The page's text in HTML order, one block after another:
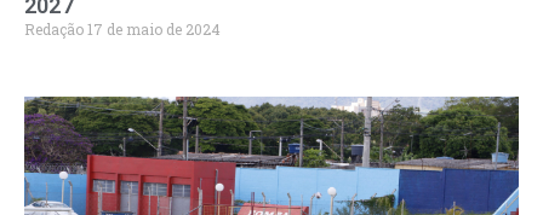
2027
Redação17 de maio de 2024